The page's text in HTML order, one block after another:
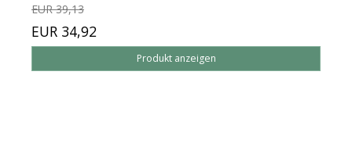
EUR 39,13
EUR 34,92
Produkt anzeigen